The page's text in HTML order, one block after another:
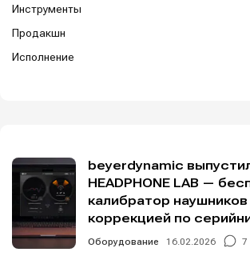
Инструменты
Продакшн
Исполнение
beyerdynamic
HEADPHONE LAB —
калибратор
коррекцией по
Оборудование 16.02.2026 7